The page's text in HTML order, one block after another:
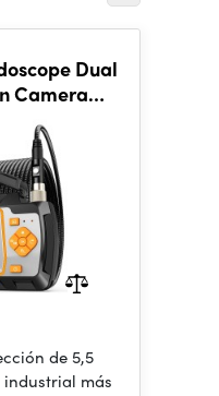
Dual
Camera
Cable and
8 LED
20M
de 5,5
industrial más